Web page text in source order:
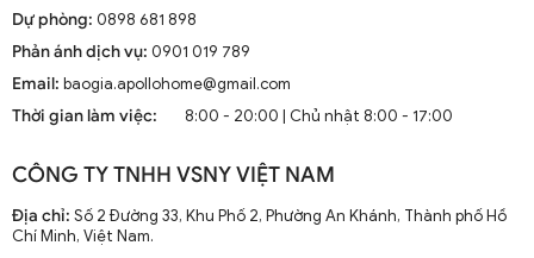
Dự phòng: 0898 681 898
Phản ánh dịch vụ: 0901 019 789
Email: baogia.apollohome@gmail.com
Thời gian làm việc:
8:00 - 20:00 | Chủ nhật 8:00 - 17:00
CÔNG TY TNHH VSNY VIỆT NAM
Địa chỉ: Số 2 Đường 33, Khu Phố 2, Phường An Khánh, Thành phố Hồ
Chí Minh, Việt Nam.